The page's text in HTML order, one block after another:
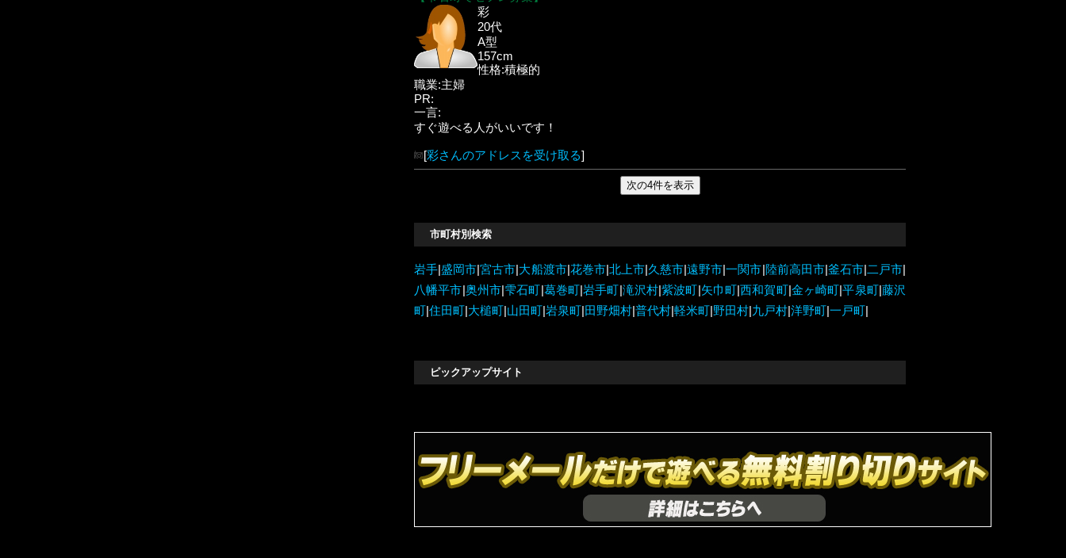
彩
20代
A型
157cm
性格:積極的
職業:主婦
PR:
一言:
すぐ遊べる人がいいです！
[彩さんのアドレスを受け取る]
市町村別検索
岩手 |盛岡市 |宮古市 大船渡市| 花巻市| 北上市 久慈市 |遠野市 |一関市 陸前高田市| 釜石市| 二戸市
八幡平市 奥州市 雫石町 葛巻町 岩手町 滝沢村 紫波町 矢巾町 西和賀町| 金ヶ崎町 |平泉町| 藤沢
町 住田町 大槌町 山田町 岩泉町 田野畑村 普代村 軽米町 野田村 九戸村 洋野町 一戸町
ピックアップサイト